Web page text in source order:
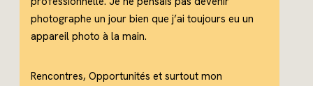
photographe un jour bien que j’ai toujours eu un
appareil photo à la main.
Rencontres, Opportunités et surtout mon